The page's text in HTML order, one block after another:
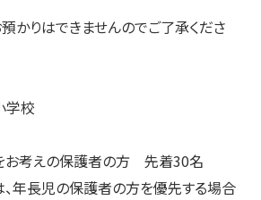
かりはできませんのでご了承くださ
校
考えの保護者の方 先着30名
年長児の保護者の方を優先する場合